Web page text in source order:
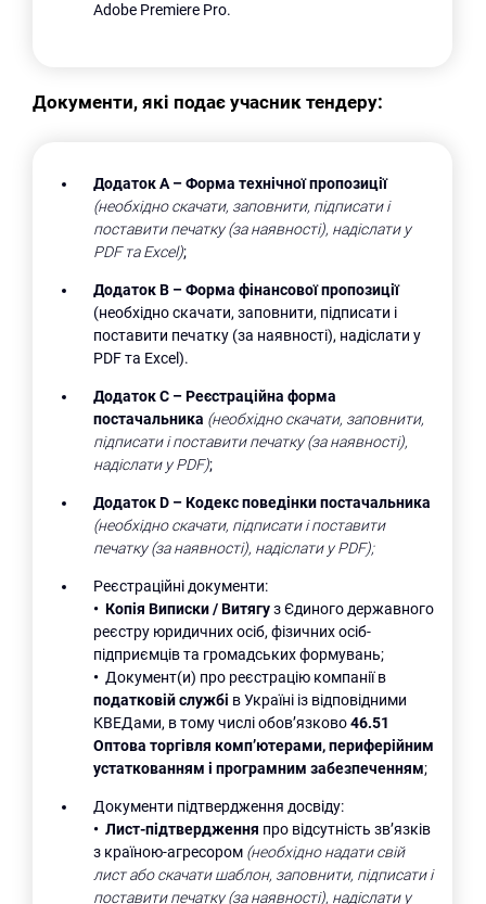
Adobe Premiere Pro.
Документи, які подає учасник тендеру:
Додаток А –Форма технічної пропозиції
(необхідно скачати, заповнити, підписати і
поставити печатку (за наявності), надіслати у
PDFтаExcel);
Додаток В – Форма фінансової пропозиції
(необхідно скачати, заповнити, підписати і
поставити печатку (за наявності), надіслати у
PDF та Excel).
Додаток С –Реєстраційна форма
постачальника (необхідно скачати, заповнити,
підписати і поставити печатку (за наявності),
надіслати у PDF);
Додаток D – Кодекс поведінки постачальника
(необхідно скачати, підписати і поставити
печатку (за наявності), надіслати у PDF);
Реєстраційні документи:
• Копія Виписки / Витягуз Єдиного державного
реєстру юридичних осіб, фізичних осіб-
підприємців та громадських формувань;
• Документ(и) про реєстрацію компанії в
податковій службі в Україні із відповідними
КВЕДами, в тому числі обов’язково46.51
Оптова торгівля комп’ютерами, периферійним
устаткованням і програмним забезпеченням;
Документи підтвердження досвіду:
• Лист-підтвердження про відсутність зв’язків
з країною-агресором (необхідно надати свій
лист або скачати шаблон, заповнити, підписати і
поставити печатку (за наявності), надіслати у